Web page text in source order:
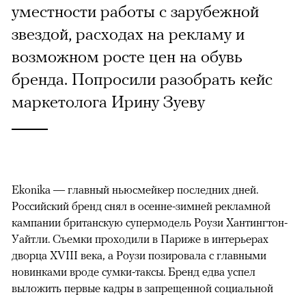
уместности работы с зарубежной
звездой, расходах на рекламу и
возможном росте цен на обувь
бренда. Попросили разобрать кейс
маркетолога Ирину Зуеву
Ekonika — главный ньюсмейкер последних дней.
Российский бренд снял в осенне-зимней рекламной
кампании британскую супермодель Роузи Хантингтон-
Уайтли. Cъемки проходили в Париже в интерьерах
дворца XVIII века, а Роузи позировала с главными
новинками вроде сумки-таксы. Бренд едва успел
выложить первые кадры в запрещенной социальной